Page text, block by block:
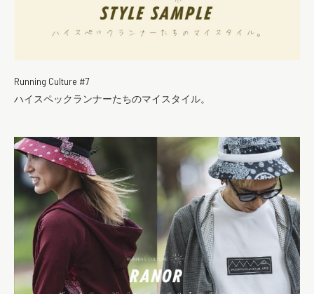
Running Culture #7
ハイスペックランナーたちのマイスタイル。